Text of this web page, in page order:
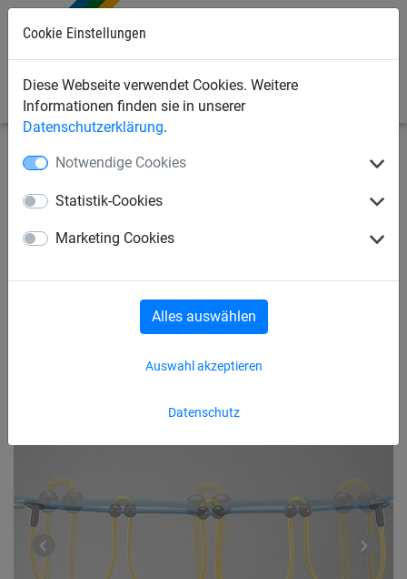
Cookie Einstellungen
Diese Webseite verwendet Cookies. Weitere
Informationen finden sie in unserer
Datenschutzerklärung.
Notwendige Cookies
Statistik-Cookies
Marketing Cookies
Datenschutz
Auswahl akzeptieren
Alles auswählen
Seilspielgeräte
Kletternetze, Strickleitern + Taue
Girlanden-Hangelseil